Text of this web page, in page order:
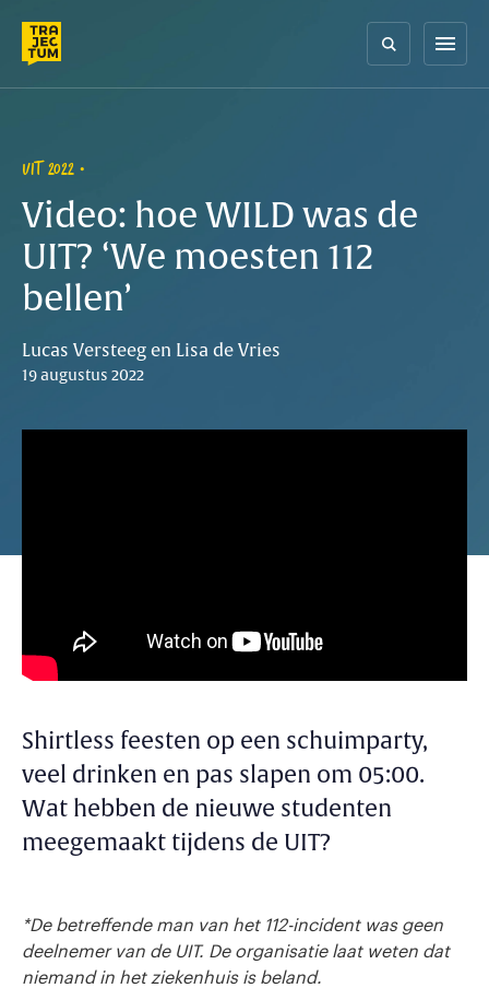
content
menu
UIT 2022
Video: hoe WILD was de
UIT? ‘We moesten 112
bellen’
Lucas Versteeg en Lisa de Vries
19 augustus 2022
Shirtless feesten op een schuimparty,
veel drinken en pas slapen om 05:00.
Wat hebben de nieuwe studenten
meegemaakt tijdens de UIT?
*De betreffende man van het 112-incident was geen
deelnemer van de UIT. De organisatie laat weten dat
niemand in het ziekenhuis is beland.